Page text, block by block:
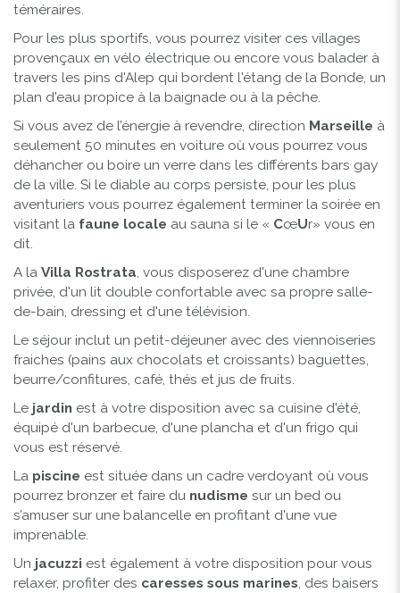
téméraires.
Pour les plus sportifs, vous pourrez visiter ces villages
provençaux en vélo électrique ou encore vous balader à
travers les pins d'Alep qui bordent l'étang de la Bonde, un
plan d'eau propice à la baignade ou à la pêche.
Si vous avez de l’énergie à revendre, direction Marseille à
seulement 50 minutes en voiture où vous pourrez vous
déhancher ou boire un verre dans les différents bars gay
de la ville. Si le diable au corps persiste, pour les plus
aventuriers vous pourrez également terminer la soirée en
visitant la faune locale au sauna si le « CœUr» vous en
dit.
A la Villa Rostrata, vous disposerez d'une chambre
privée, d'un lit double confortable avec sa propre salle-
de-bain, dressing et d'une télévision.
Le séjour inclut un petit-déjeuner avec des viennoiseries
fraiches (pains aux chocolats et croissants) baguettes,
beurre/confitures, café, thés et jus de fruits.
Le jardin est à votre disposition avec sa cuisine d'été,
équipé d'un barbecue, d'une plancha et d'un frigo qui
vous est réservé.
La piscine est située dans un cadre verdoyant où vous
pourrez bronzer et faire du nudisme sur un bed ou
s’amuser sur une balancelle en profitant d'une vue
imprenable.
Un jacuzzi est également à votre disposition pour vous
relaxer, profiter des caresses sous marines, des baisers